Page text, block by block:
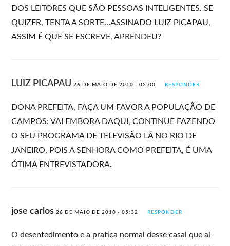
DOS LEITORES QUE SÃO PESSOAS INTELIGENTES. SE
QUIZER, TENTA A SORTE…ASSINADO LUIZ PICAPAU,
ASSIM É QUE SE ESCREVE, APRENDEU?
LUIZ PICAPAU 26 DE MAIO DE 2010 - 02:00 RESPONDER
DONA PREFEITA, FAÇA UM FAVOR A POPULAÇÃO DE
CAMPOS: VAI EMBORA DAQUI, CONTINUE FAZENDO
O SEU PROGRAMA DE TELEVISÃO LÁ NO RIO DE
JANEIRO, POIS A SENHORA COMO PREFEITA, É UMA
ÓTIMA ENTREVISTADORA.
jose carlos26 DE MAIO DE 2010 - 05:32 RESPONDER
O desentedimento e a pratica normal desse casal que ai